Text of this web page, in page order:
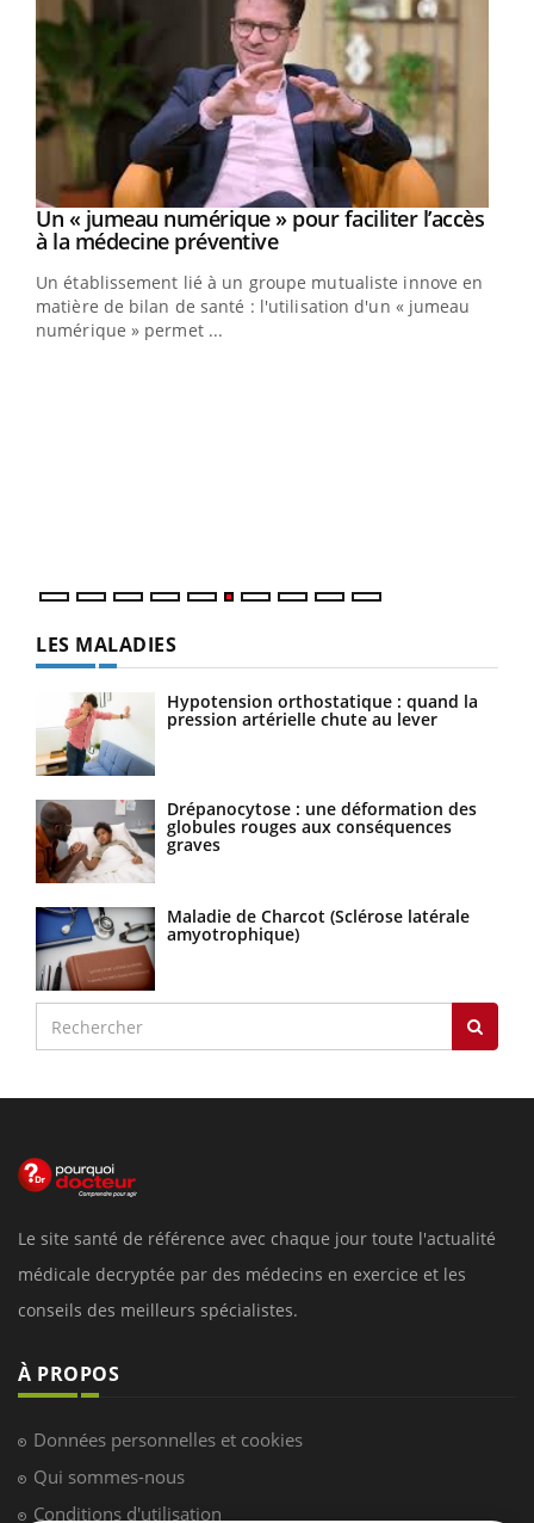
Youtube
Un « jumeau numérique » pour faciliter l’accès
à la médecine préventiveYoutube
Un établissement lié à un groupe mutualiste innove en
matière de bilan de santé : l'utilisation d'un « jumeau
numérique » permet ...
LES MALADIES
Hypotension orthostatique : quand la
pression artérielle chute au lever
Drépanocytose : une déformation des
globules rouges aux conséquences
graves
Maladie de Charcot (Sclérose latérale
amyotrophique)
Le site santé de référence avec chaque jour toute l'actualité
médicale decryptée par des médecins en exercice et les
conseils des meilleurs spécialistes.
À PROPOS
Données personnelles et cookies
Qui sommes-nous
Conditions d'utilisation